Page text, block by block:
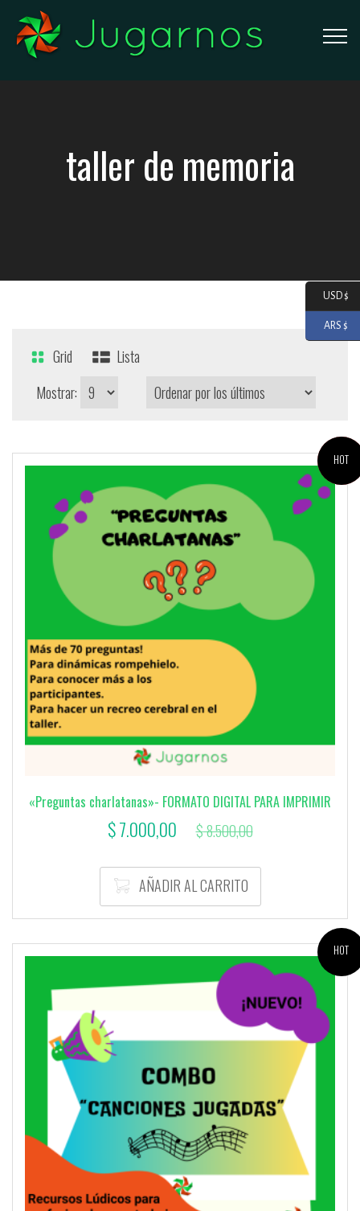
taller de memoria
Grid
Lista
Mostrar:
¡OFERTA!
HOT
«Preguntas charlatanas»- FORMATO DIGITAL PARA IMPRIMIR
$8.500,00
El
original
era:
$ 8.500,00.
$7.000,00
es:
$ 7.000,00.
AÑADIR AL CARRITO
HOT
USD $
ARS $